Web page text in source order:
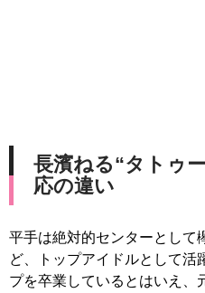
長濱ねる“タトゥ
応の違い
平手は絶対的センターとして
ど、トップアイドルとして活
プを卒業しているとはいえ、